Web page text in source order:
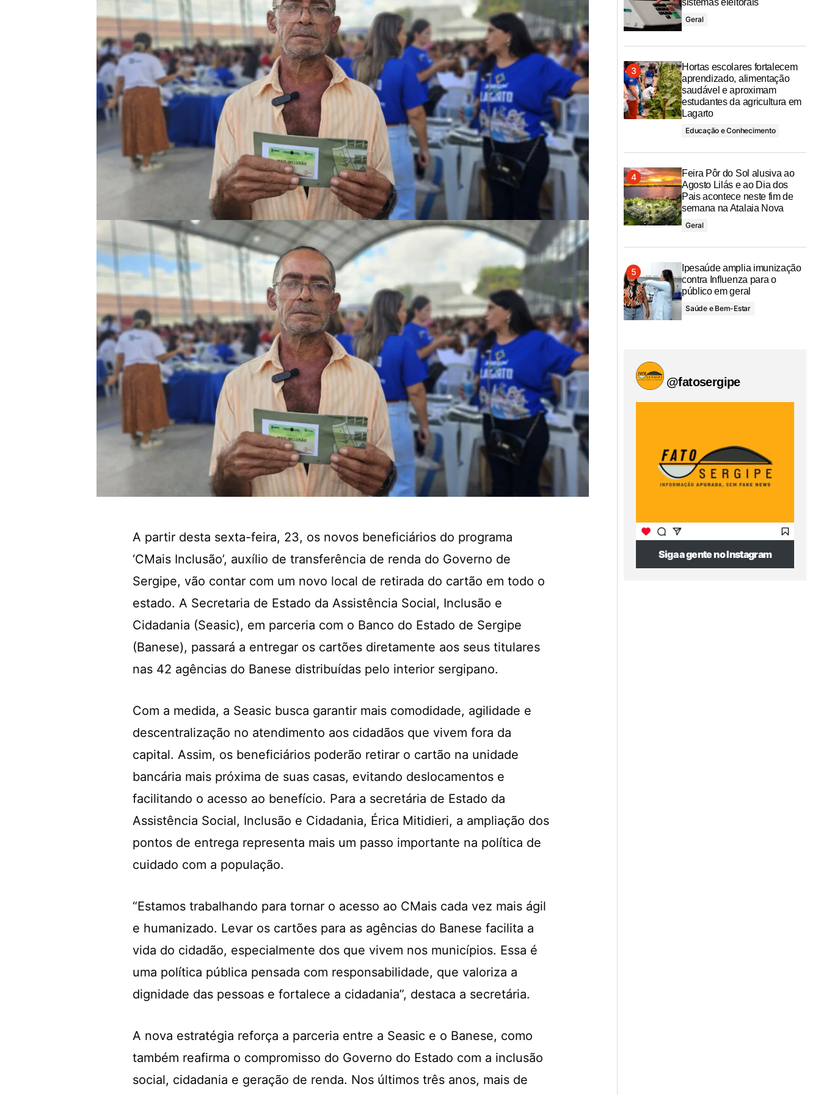
A partir desta sexta-feira, 23, os novos beneficiários do programa
‘CMais Inclusão’, auxílio de transferência de renda do Governo de
Sergipe, vão contar com um novo local de retirada do cartão em todo o
estado. A Secretaria de Estado da Assistência Social, Inclusão e
Cidadania (Seasic), em parceria com o Banco do Estado de Sergipe
(Banese), passará a entregar os cartões diretamente aos seus titulares
nas 42 agências do Banese distribuídas pelo interior sergipano.
Com a medida, a Seasic busca garantir mais comodidade, agilidade e
descentralização no atendimento aos cidadãos que vivem fora da
capital. Assim, os beneficiários poderão retirar o cartão na unidade
bancária mais próxima de suas casas, evitando deslocamentos e
facilitando o acesso ao benefício. Para a secretária de Estado da
Assistência Social, Inclusão e Cidadania, Érica Mitidieri, a ampliação dos
pontos de entrega representa mais um passo importante na política de
cuidado com a população.
“Estamos trabalhando para tornar o acesso ao CMais cada vez mais ágil
e humanizado. Levar os cartões para as agências do Banese facilita a
vida do cidadão, especialmente dos que vivem nos municípios. Essa é
uma política pública pensada com responsabilidade, que valoriza a
dignidade das pessoas e fortalece a cidadania”, destaca a secretária.
A nova estratégia reforça a parceria entre a Seasic e o Banese, como
também reafirma o compromisso do Governo do Estado com a inclusão
social, cidadania e geração de renda. Nos últimos três anos, mais de
Geral
Hortas escolares fortalecem
aprendizado, alimentação
saudável e aproximam
estudantes da agricultura em
Lagarto
Educação e Conhecimento
Feira Pôr do Sol alusiva ao
Agosto Lilás e ao Dia dos
Pais acontece neste fim de
semana na Atalaia Nova
Geral
Ipesaúde amplia imunização
contra Influenza para o
público em geral
Saúde e Bem-Estar
@fatosergipe
Siga a gente no Instagram